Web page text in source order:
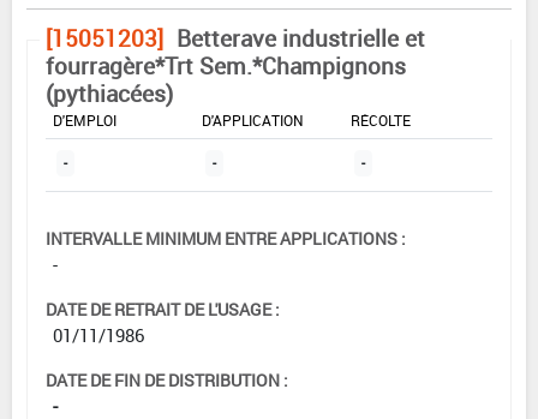
[15051203] Betterave industrielle et
fourragère*Trt Sem.*Champignons
(pythiacées)
DOSE MAX
D'EMPLOI
D'APPLICATION
RÉCOLTE
- - -
INTERVALLE MINIMUM ENTRE APPLICATIONS :
-
DATE DE RETRAIT DE L'USAGE :
01/11/1986
DATE DE FIN DE DISTRIBUTION :
-